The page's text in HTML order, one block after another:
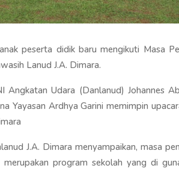
peserta didik baru mengikuti Masa
Lanud J.A. Dimara.
Angkatan Udara (Danlanud) Johannes
Yayasan Ardhya Garini memimpin
J.A. Dimara menyampaikan, masa
program sekolah yang di